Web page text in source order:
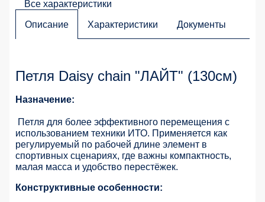
Все характеристики
Описание Характеристики Документы
Петля Daisy chain "ЛАЙТ" (130см)
Назначение:
Петля для более эффективного перемещения с
использованием техники ИТО. Применяется как
регулируемый по рабочей длине элемент в
спортивных сценариях, где важны компактность,
малая масса и удобство перестёжек.
Конструктивные особенности: